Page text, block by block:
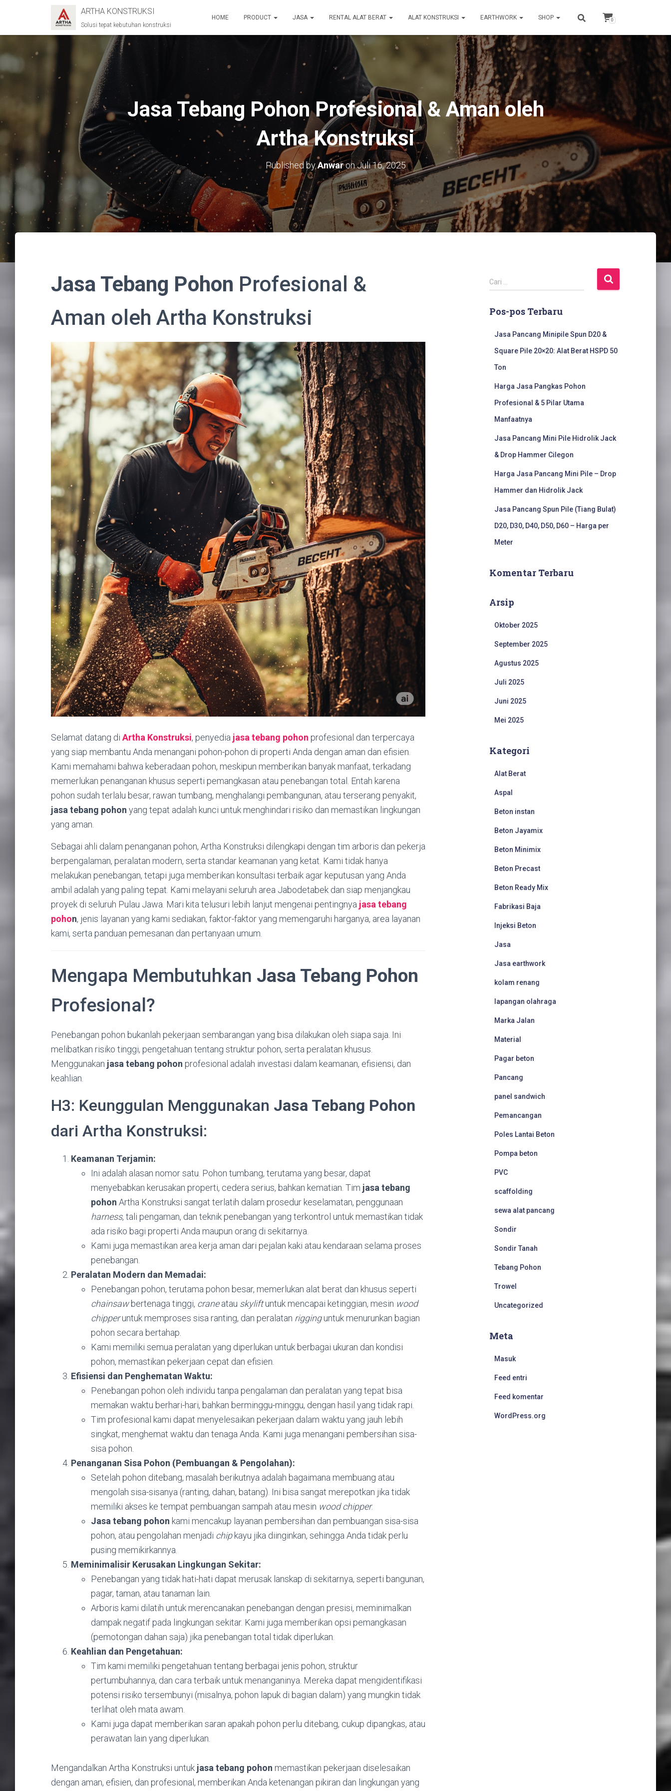
ARTHA KONSTRUKSI
Solusi tepat kebutuhan konstruksi
HOME PRODUCT JASA RENTAL ALAT BERAT ALAT KONSTRUKSI EARTHWORK SHOP 0
Jasa Tebang Pohon Profesional & Aman oleh
Artha Konstruksi
Published byAnwaronJuli 16, 2025
Jasa Tebang Pohon Profesional &
Aman oleh Artha Konstruksi
Selamat datang di Artha Konstruksi, penyedia jasa tebang pohon profesional dan terpercaya
yang siap membantu Anda menangani pohon-pohon di properti Anda dengan aman dan efisien.
Kami memahami bahwa keberadaan pohon, meskipun memberikan banyak manfaat, terkadang
memerlukan penanganan khusus seperti pemangkasan atau penebangan total. Entah karena
pohon sudah terlalu besar, rawan tumbang, menghalangi pembangunan, atau terserang penyakit,
jasa tebang pohon yang tepat adalah kunci untuk menghindari risiko dan memastikan lingkungan
yang aman.
Sebagai ahli dalam penanganan pohon, Artha Konstruksi dilengkapi dengan tim arboris dan pekerja
berpengalaman, peralatan modern, serta standar keamanan yang ketat. Kami tidak hanya
melakukan penebangan, tetapi juga memberikan konsultasi terbaik agar keputusan yang Anda
ambil adalah yang paling tepat. Kami melayani seluruh area Jabodetabek dan siap menjangkau
proyek di seluruh Pulau Jawa. Mari kita telusuri lebih lanjut mengenai pentingnya jasa tebang
pohon, jenis layanan yang kami sediakan, faktor-faktor yang memengaruhi harganya, area layanan
kami, serta panduan pemesanan dan pertanyaan umum.
Mengapa Membutuhkan Jasa Tebang Pohon
Profesional?
Penebangan pohon bukanlah pekerjaan sembarangan yang bisa dilakukan oleh siapa saja. Ini
melibatkan risiko tinggi, pengetahuan tentang struktur pohon, serta peralatan khusus.
Menggunakan jasa tebang pohon profesional adalah investasi dalam keamanan, efisiensi, dan
keahlian.
H3: Keunggulan Menggunakan Jasa Tebang Pohon
dari Artha Konstruksi:
Keamanan Terjamin:
Ini adalah alasan nomor satu. Pohon tumbang, terutama yang besar, dapat
menyebabkan kerusakan properti, cedera serius, bahkan kematian. Tim jasa tebang
pohon Artha Konstruksi sangat terlatih dalam prosedur keselamatan, penggunaan
harness, tali pengaman, dan teknik penebangan yang terkontrol untuk memastikan tidak
ada risiko bagi properti Anda maupun orang di sekitarnya.
Kami juga memastikan area kerja aman dari pejalan kaki atau kendaraan selama proses
penebangan.
Peralatan Modern dan Memadai:
Penebangan pohon, terutama pohon besar, memerlukan alat berat dan khusus seperti
chainsawbertenaga tinggi, craneatau skyliftuntuk mencapai ketinggian, mesin wood
chipperuntuk memproses sisa ranting, dan peralatan rigginguntuk menurunkan bagian
pohon secara bertahap.
Kami memiliki semua peralatan yang diperlukan untuk berbagai ukuran dan kondisi
pohon, memastikan pekerjaan cepat dan efisien.
Efisiensi dan Penghematan Waktu:
Penebangan pohon oleh individu tanpa pengalaman dan peralatan yang tepat bisa
memakan waktu berhari-hari, bahkan berminggu-minggu, dengan hasil yang tidak rapi.
Tim profesional kami dapat menyelesaikan pekerjaan dalam waktu yang jauh lebih
singkat, menghemat waktu dan tenaga Anda. Kami juga menangani pembersihan sisa-
sisa pohon.
Penanganan Sisa Pohon (Pembuangan & Pengolahan):
Setelah pohon ditebang, masalah berikutnya adalah bagaimana membuang atau
mengolah sisa-sisanya (ranting, dahan, batang). Ini bisa sangat merepotkan jika tidak
memiliki akses ke tempat pembuangan sampah atau mesin wood chipper.
Jasa tebang pohon kami mencakup layanan pembersihan dan pembuangan sisa-sisa
pohon, atau pengolahan menjadi chipkayu jika diinginkan, sehingga Anda tidak perlu
pusing memikirkannya.
Meminimalisir Kerusakan Lingkungan Sekitar:
Penebangan yang tidak hati-hati dapat merusak lanskap di sekitarnya, seperti bangunan,
pagar, taman, atau tanaman lain.
Arboris kami dilatih untuk merencanakan penebangan dengan presisi, meminimalkan
dampak negatif pada lingkungan sekitar. Kami juga memberikan opsi pemangkasan
(pemotongan dahan saja) jika penebangan total tidak diperlukan.
Keahlian dan Pengetahuan:
Tim kami memiliki pengetahuan tentang berbagai jenis pohon, struktur
pertumbuhannya, dan cara terbaik untuk menanganinya. Mereka dapat mengidentifikasi
potensi risiko tersembunyi (misalnya, pohon lapuk di bagian dalam) yang mungkin tidak
terlihat oleh mata awam.
Kami juga dapat memberikan saran apakah pohon perlu ditebang, cukup dipangkas, atau
perawatan lain yang diperlukan.
Mengandalkan Artha Konstruksi untuk jasa tebang pohon memastikan pekerjaan diselesaikan
dengan aman, efisien, dan profesional, memberikan Anda ketenangan pikiran dan lingkungan yang
C
a
i
Cari …
Pos-pos Terbaru
Jasa Pancang Minipile Spun D20 &
Square Pile 20×20: Alat Berat HSPD 50
Ton
Harga Jasa Pangkas Pohon
Profesional & 5 Pilar Utama
Manfaatnya
Jasa Pancang Mini Pile Hidrolik Jack
& Drop Hammer Cilegon
Harga Jasa Pancang Mini Pile – Drop
Hammer dan Hidrolik Jack
Jasa Pancang Spun Pile (Tiang Bulat)
D20, D30, D40, D50, D60 – Harga per
Meter
Komentar Terbaru
Arsip
Oktober 2025
September 2025
Agustus 2025
Juli 2025
Juni 2025
Mei 2025
Kategori
Alat Berat
Aspal
Beton instan
Beton Jayamix
Beton Minimix
Beton Precast
Beton Ready Mix
Fabrikasi Baja
Injeksi Beton
Jasa
Jasa earthwork
kolam renang
lapangan olahraga
Marka Jalan
Material
Pagar beton
Pancang
panel sandwich
Pemancangan
Poles Lantai Beton
Pompa beton
PVC
scaffolding
sewa alat pancang
Sondir
Sondir Tanah
Tebang Pohon
Trowel
Uncategorized
Meta
Masuk
Feed entri
Feed komentar
WordPress.org